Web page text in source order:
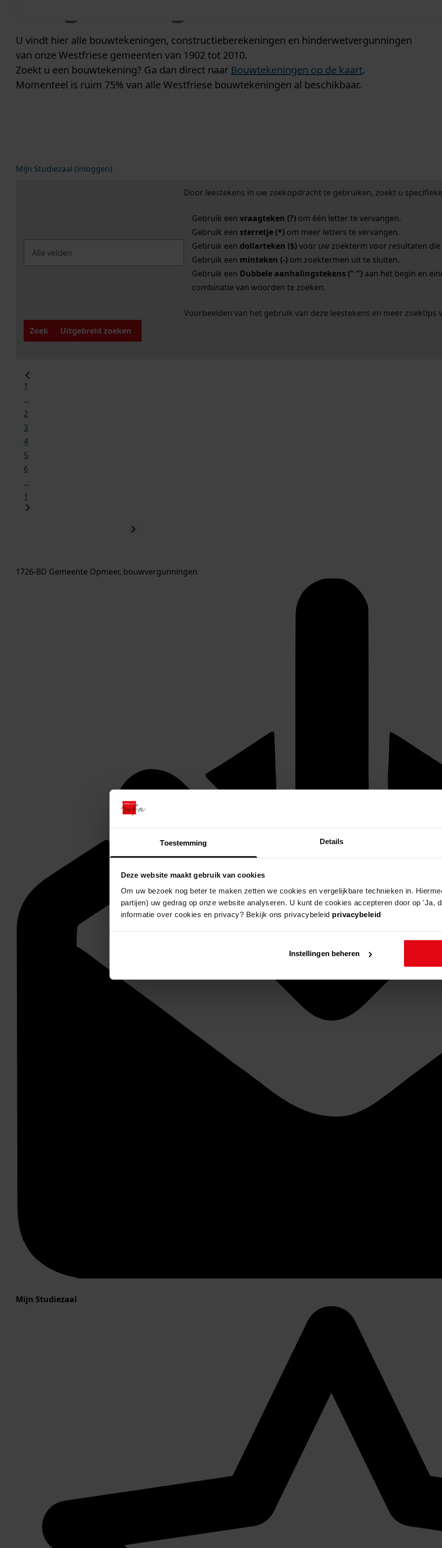
Toestemming Details
Deze website maakt gebruik van cookies
Om uw bezoek nog beter te maken zetten we cookies en vergelijkbare technieken in.
partijen) uw gedrag op onze website analyseren. U kunt de cookies accepteren door op 'Ja,
informatie over cookies en privacy? Bekijk ons privacybeleid privacybeleid
Instellingen beheren
U vindt hier alle bouwtekeningen, constructieberekeningen en hinderwetvergunningen
van onze Westfriese gemeenten van 1902 tot 2010.
Zoekt u een bouwtekening? Ga dan direct naar Bouwtekeningen op de kaart.
Momenteel is ruim 75% van alle Westfriese bouwtekeningen al beschikbaar.
Mijn Studiezaal (inloggen)
Door leestekens in uw zoekopdracht te gebruiken, zoekt u
Gebruik een vraagteken (?)om één letter te vervangen.
Gebruik een sterretje (*)om meer letters te vervangen.
Gebruik een dollarteken ($)voor uw zoekterm voor resultaten die
Gebruik een minteken (-)om zoektermen uit te sluiten.
Gebruik een Dubbele aanhalingstekens (" ")aan het begin en
combinatie van woorden te zoeken.
Voorbeelden van het gebruik van deze leestekens en meer zoektips
Zoek
Uitgebreid zoeken
1
...
2
3
4
5
6
...
1
1726-BD Gemeente Opmeer, bouwvergunningen
Mijn Studiezaal